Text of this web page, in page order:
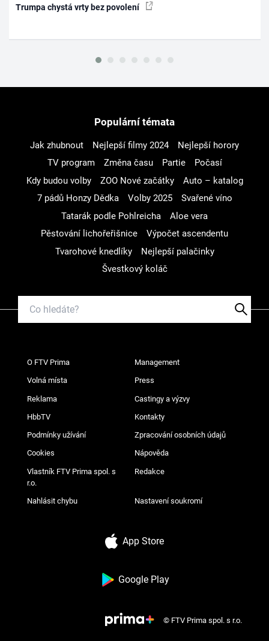
Trumpa chystá vrty bez povolení
Populární témata
Jak zhubnout Nejlepší filmy 2024
Nejlepší horory
TV program
Změna času Partie
Počasí
Kdy budou volby
ZOO Nové začátky
Auto – katalog
7 pádů Honzy Dědka
Volby 2025
Svařené víno
Tatarák podle Pohlreicha
Aloe vera
Pěstování lichořeřišnice
Výpočet ascendentu
Tvarohové knedlíky
Nejlepší palačinky
Švestkový koláč
O FTV Prima Management
Volná místa Press
Reklama Castingy a výzvy
HbbTV Kontakty
Podmínky užívání Zpracování osobních údajů
Cookies Nápověda
Vlastník FTV Prima spol. s
r.o.
Redakce
Nahlásit chybu Nastavení soukromí
App Store
Google Play
© FTV Prima spol. s r.o.